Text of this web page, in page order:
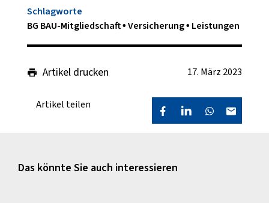
Schlagworte
BG BAU-Mitgliedschaft Versicherung Leistungen
Artikel drucken 17. März 2023
Artikel teilen
Das könnte Sie auch interessieren